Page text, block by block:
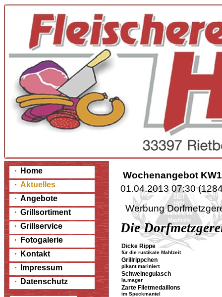
Home
Aktuelles
Angebote
Grillsortiment
Grillservice
Fotogalerie
Kontakt
Impressum
Datenschutz
Wochenangebot
01.04.2013 07:30(
Werbung
Die
Dicke Rippe
für die rustikale Mahlzeit
Grillrippchen
pikant mariniert
Schweinegulasch
Ia.mager
Zarte Filetmedaillons
im Speckmantel